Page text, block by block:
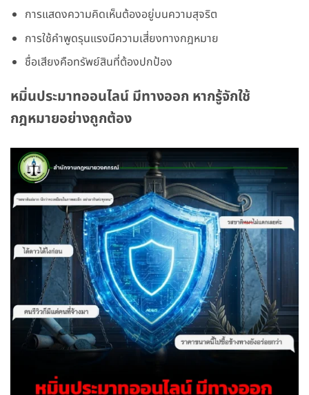
การแสดงความคิดเห็นต้องอยู่บนความสุจริต
การใช้คำพูดรุนแรงมีความเสี่ยงทางกฎหมาย
ชื่อเสียงคือทรัพย์สินที่ต้องปกป้อง
หมิ่นประมาทออนไลน์ มีทางออก หากรู้จักใช้
กฎหมายอย่างถูกต้อง